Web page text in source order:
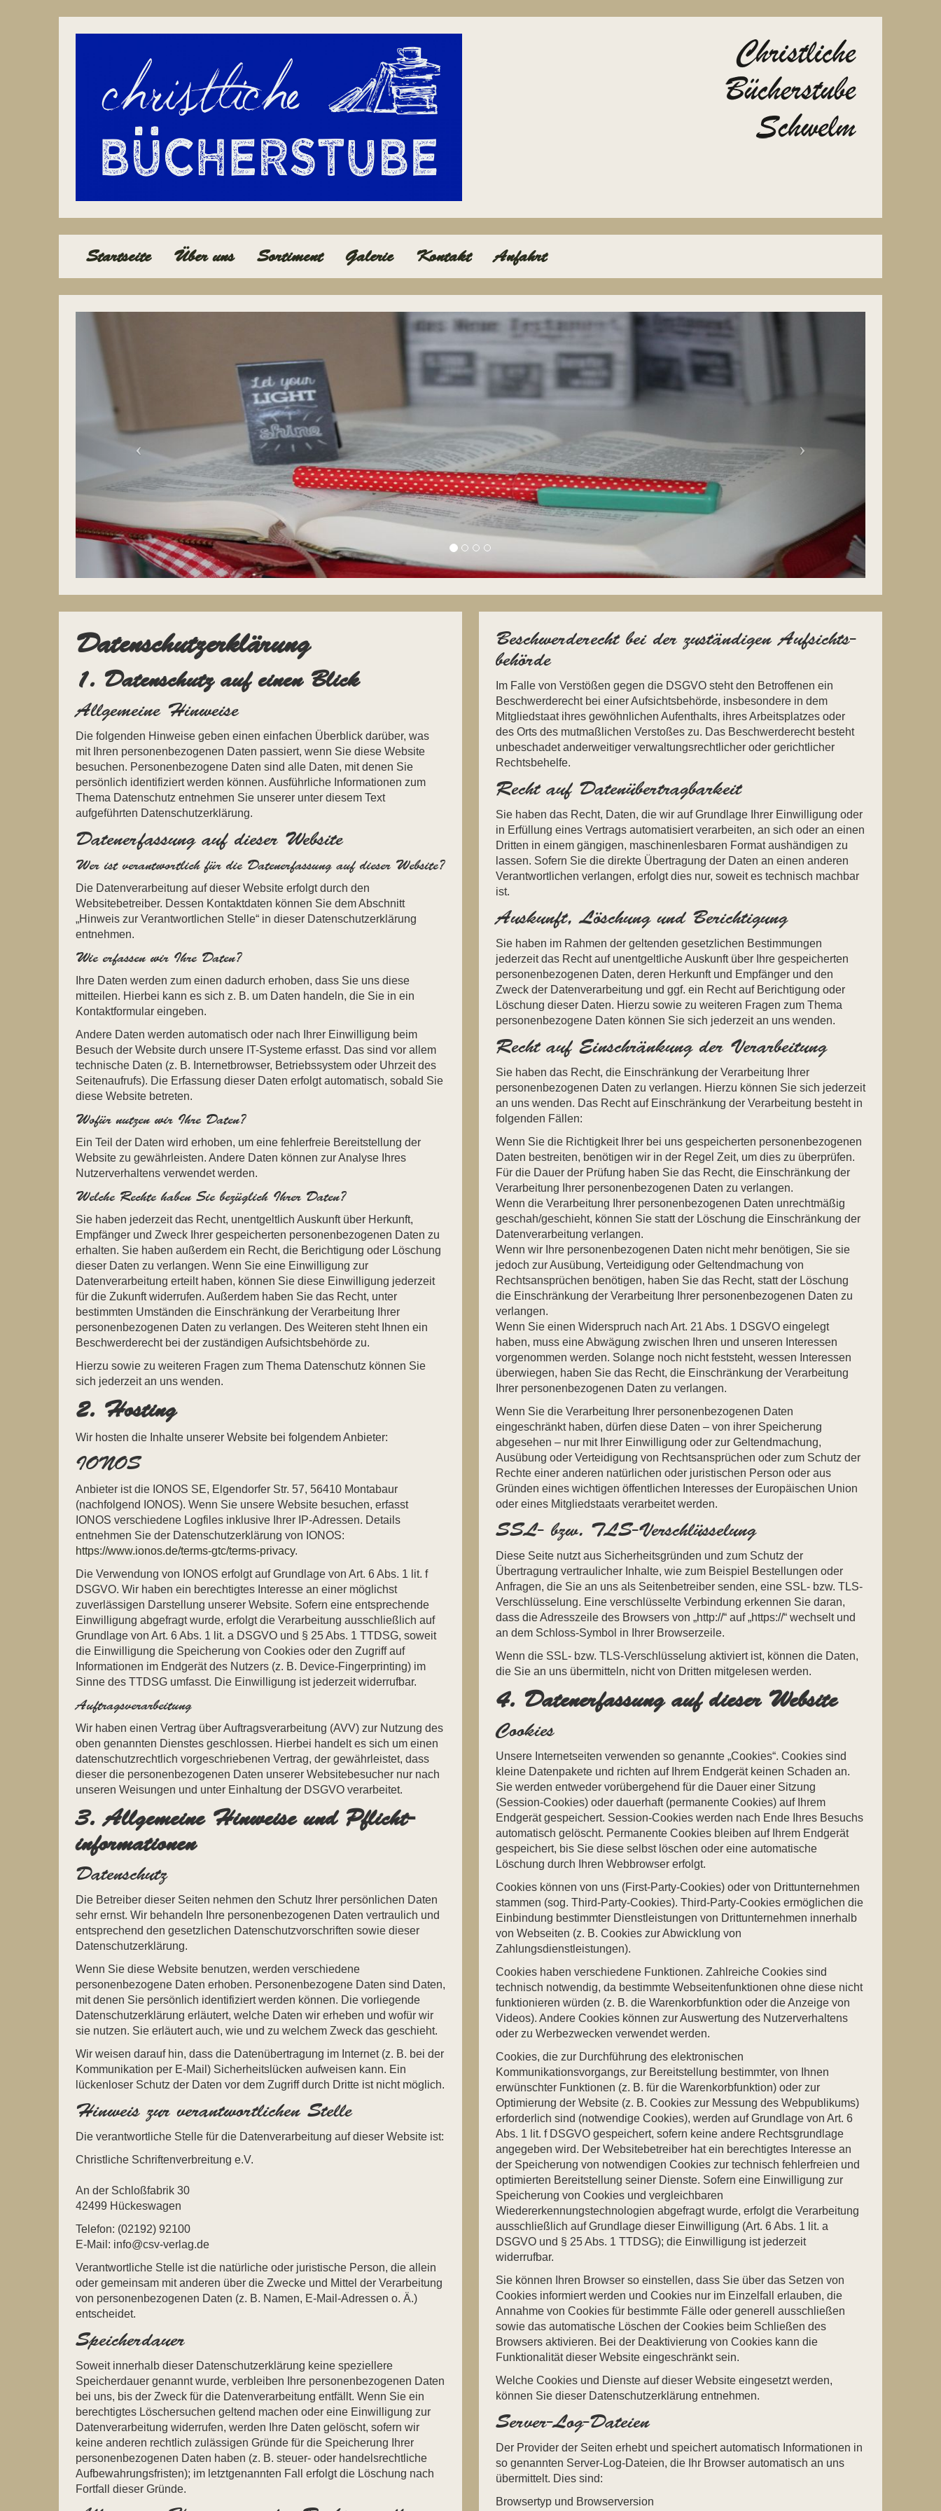
Navigation
überspringen
Startseite Über uns Sortiment Galerie Kontakt Anfahrt
Datenschutz­erklärung
1. Datenschutz auf einen Blick
Allgemeine Hinweise
Die folgenden Hinweise geben einen einfachen Überblick darüber, was
mit Ihren personenbezogenen Daten passiert, wenn Sie diese Website
besuchen. Personenbezogene Daten sind alle Daten, mit denen Sie
persönlich identifiziert werden können. Ausführliche Informationen zum
Thema Datenschutz entnehmen Sie unserer unter diesem Text
aufgeführten Datenschutzerklärung.
Datenerfassung auf dieser Website
Wer ist verantwortlich für die Datenerfassung auf dieser Website?
Die Datenverarbeitung auf dieser Website erfolgt durch den
Websitebetreiber. Dessen Kontaktdaten können Sie dem Abschnitt
„Hinweis zur Verantwortlichen Stelle“ in dieser Datenschutzerklärung
entnehmen.
Wie erfassen wir Ihre Daten?
Ihre Daten werden zum einen dadurch erhoben, dass Sie uns diese
mitteilen. Hierbei kann es sich z. B. um Daten handeln, die Sie in ein
Kontaktformular eingeben.
Andere Daten werden automatisch oder nach Ihrer Einwilligung beim
Besuch der Website durch unsere IT-Systeme erfasst. Das sind vor allem
technische Daten (z. B. Internetbrowser, Betriebssystem oder Uhrzeit des
Seitenaufrufs). Die Erfassung dieser Daten erfolgt automatisch, sobald Sie
diese Website betreten.
Wofür nutzen wir Ihre Daten?
Ein Teil der Daten wird erhoben, um eine fehlerfreie Bereitstellung der
Website zu gewährleisten. Andere Daten können zur Analyse Ihres
Nutzerverhaltens verwendet werden.
Welche Rechte haben Sie bezüglich Ihrer Daten?
Sie haben jederzeit das Recht, unentgeltlich Auskunft über Herkunft,
Empfänger und Zweck Ihrer gespeicherten personenbezogenen Daten zu
erhalten. Sie haben außerdem ein Recht, die Berichtigung oder Löschung
dieser Daten zu verlangen. Wenn Sie eine Einwilligung zur
Datenverarbeitung erteilt haben, können Sie diese Einwilligung jederzeit
für die Zukunft widerrufen. Außerdem haben Sie das Recht, unter
bestimmten Umständen die Einschränkung der Verarbeitung Ihrer
personenbezogenen Daten zu verlangen. Des Weiteren steht Ihnen ein
Beschwerderecht bei der zuständigen Aufsichtsbehörde zu.
Hierzu sowie zu weiteren Fragen zum Thema Datenschutz können Sie
sich jederzeit an uns wenden.
2. Hosting
Wir hosten die Inhalte unserer Website bei folgendem Anbieter:
IONOS
Anbieter ist die IONOS SE, Elgendorfer Str. 57, 56410 Montabaur
(nachfolgend IONOS). Wenn Sie unsere Website besuchen, erfasst
IONOS verschiedene Logfiles inklusive Ihrer IP-Adressen. Details
entnehmen Sie der Datenschutzerklärung von IONOS:
https://www.ionos.de/terms-gtc/terms-privacy.
Die Verwendung von IONOS erfolgt auf Grundlage von Art. 6 Abs. 1 lit. f
DSGVO. Wir haben ein berechtigtes Interesse an einer möglichst
zuverlässigen Darstellung unserer Website. Sofern eine entsprechende
Einwilligung abgefragt wurde, erfolgt die Verarbeitung ausschließlich auf
Grundlage von Art. 6 Abs. 1 lit. a DSGVO und § 25 Abs. 1 TTDSG, soweit
die Einwilligung die Speicherung von Cookies oder den Zugriff auf
Informationen im Endgerät des Nutzers (z. B. Device-Fingerprinting) im
Sinne des TTDSG umfasst. Die Einwilligung ist jederzeit widerrufbar.
Auftragsverarbeitung
Wir haben einen Vertrag über Auftragsverarbeitung (AVV) zur Nutzung des
oben genannten Dienstes geschlossen. Hierbei handelt es sich um einen
datenschutzrechtlich vorgeschriebenen Vertrag, der gewährleistet, dass
dieser die personenbezogenen Daten unserer Websitebesucher nur nach
unseren Weisungen und unter Einhaltung der DSGVO verarbeitet.
3. Allgemeine Hinweise und Pflicht­
informationen
Datenschutz
Die Betreiber dieser Seiten nehmen den Schutz Ihrer persönlichen Daten
sehr ernst. Wir behandeln Ihre personenbezogenen Daten vertraulich und
entsprechend den gesetzlichen Datenschutzvorschriften sowie dieser
Datenschutzerklärung.
Wenn Sie diese Website benutzen, werden verschiedene
personenbezogene Daten erhoben. Personenbezogene Daten sind Daten,
mit denen Sie persönlich identifiziert werden können. Die vorliegende
Datenschutzerklärung erläutert, welche Daten wir erheben und wofür wir
sie nutzen. Sie erläutert auch, wie und zu welchem Zweck das geschieht.
Wir weisen darauf hin, dass die Datenübertragung im Internet (z. B. bei der
Kommunikation per E-Mail) Sicherheitslücken aufweisen kann. Ein
lückenloser Schutz der Daten vor dem Zugriff durch Dritte ist nicht möglich.
Hinweis zur verantwortlichen Stelle
Die verantwortliche Stelle für die Datenverarbeitung auf dieser Website ist:
Christliche Schriftenverbreitung e.V.
An der Schloßfabrik 30
42499 Hückeswagen
Telefon: (02192) 92100
E-Mail: info@csv-verlag.de
Verantwortliche Stelle ist die natürliche oder juristische Person, die allein
oder gemeinsam mit anderen über die Zwecke und Mittel der Verarbeitung
von personenbezogenen Daten (z. B. Namen, E-Mail-Adressen o. Ä.)
entscheidet.
Speicherdauer
Soweit innerhalb dieser Datenschutzerklärung keine speziellere
Speicherdauer genannt wurde, verbleiben Ihre personenbezogenen Daten
bei uns, bis der Zweck für die Datenverarbeitung entfällt. Wenn Sie ein
berechtigtes Löschersuchen geltend machen oder eine Einwilligung zur
Datenverarbeitung widerrufen, werden Ihre Daten gelöscht, sofern wir
keine anderen rechtlich zulässigen Gründe für die Speicherung Ihrer
personenbezogenen Daten haben (z. B. steuer- oder handelsrechtliche
Aufbewahrungsfristen); im letztgenannten Fall erfolgt die Löschung nach
Fortfall dieser Gründe.
Beschwerde­recht bei der zuständigen Aufsichts­
behörde
Im Falle von Verstößen gegen die DSGVO steht den Betroffenen ein
Beschwerderecht bei einer Aufsichtsbehörde, insbesondere in dem
Mitgliedstaat ihres gewöhnlichen Aufenthalts, ihres Arbeitsplatzes oder
des Orts des mutmaßlichen Verstoßes zu. Das Beschwerderecht besteht
unbeschadet anderweitiger verwaltungsrechtlicher oder gerichtlicher
Rechtsbehelfe.
Recht auf Daten­übertrag­barkeit
Sie haben das Recht, Daten, die wir auf Grundlage Ihrer Einwilligung oder
in Erfüllung eines Vertrags automatisiert verarbeiten, an sich oder an einen
Dritten in einem gängigen, maschinenlesbaren Format aushändigen zu
lassen. Sofern Sie die direkte Übertragung der Daten an einen anderen
Verantwortlichen verlangen, erfolgt dies nur, soweit es technisch machbar
ist.
Auskunft, Löschung und Berichtigung
Sie haben im Rahmen der geltenden gesetzlichen Bestimmungen
jederzeit das Recht auf unentgeltliche Auskunft über Ihre gespeicherten
personenbezogenen Daten, deren Herkunft und Empfänger und den
Zweck der Datenverarbeitung und ggf. ein Recht auf Berichtigung oder
Löschung dieser Daten. Hierzu sowie zu weiteren Fragen zum Thema
personenbezogene Daten können Sie sich jederzeit an uns wenden.
Recht auf Einschränkung der Verarbeitung
Sie haben das Recht, die Einschränkung der Verarbeitung Ihrer
personenbezogenen Daten zu verlangen. Hierzu können Sie sich jederzeit
an uns wenden. Das Recht auf Einschränkung der Verarbeitung besteht in
folgenden Fällen:
Wenn Sie die Richtigkeit Ihrer bei uns gespeicherten personenbezogenen
Daten bestreiten, benötigen wir in der Regel Zeit, um dies zu überprüfen.
Für die Dauer der Prüfung haben Sie das Recht, die Einschränkung der
Verarbeitung Ihrer personenbezogenen Daten zu verlangen.
Wenn die Verarbeitung Ihrer personenbezogenen Daten unrechtmäßig
geschah/geschieht, können Sie statt der Löschung die Einschränkung der
Datenverarbeitung verlangen.
Wenn wir Ihre personenbezogenen Daten nicht mehr benötigen, Sie sie
jedoch zur Ausübung, Verteidigung oder Geltendmachung von
Rechtsansprüchen benötigen, haben Sie das Recht, statt der Löschung
die Einschränkung der Verarbeitung Ihrer personenbezogenen Daten zu
verlangen.
Wenn Sie einen Widerspruch nach Art. 21 Abs. 1 DSGVO eingelegt
haben, muss eine Abwägung zwischen Ihren und unseren Interessen
vorgenommen werden. Solange noch nicht feststeht, wessen Interessen
überwiegen, haben Sie das Recht, die Einschränkung der Verarbeitung
Ihrer personenbezogenen Daten zu verlangen.
Wenn Sie die Verarbeitung Ihrer personenbezogenen Daten
eingeschränkt haben, dürfen diese Daten – von ihrer Speicherung
abgesehen – nur mit Ihrer Einwilligung oder zur Geltendmachung,
Ausübung oder Verteidigung von Rechtsansprüchen oder zum Schutz der
Rechte einer anderen natürlichen oder juristischen Person oder aus
Gründen eines wichtigen öffentlichen Interesses der Europäischen Union
oder eines Mitgliedstaats verarbeitet werden.
SSL- bzw. TLS-Verschlüsselung
Diese Seite nutzt aus Sicherheitsgründen und zum Schutz der
Übertragung vertraulicher Inhalte, wie zum Beispiel Bestellungen oder
Anfragen, die Sie an uns als Seitenbetreiber senden, eine SSL- bzw. TLS-
Verschlüsselung. Eine verschlüsselte Verbindung erkennen Sie daran,
dass die Adresszeile des Browsers von „http://“ auf „https://“ wechselt und
an dem Schloss-Symbol in Ihrer Browserzeile.
Wenn die SSL- bzw. TLS-Verschlüsselung aktiviert ist, können die Daten,
die Sie an uns übermitteln, nicht von Dritten mitgelesen werden.
4. Datenerfassung auf dieser Website
Cookies
Unsere Internetseiten verwenden so genannte „Cookies“. Cookies sind
kleine Datenpakete und richten auf Ihrem Endgerät keinen Schaden an.
Sie werden entweder vorübergehend für die Dauer einer Sitzung
(Session-Cookies) oder dauerhaft (permanente Cookies) auf Ihrem
Endgerät gespeichert. Session-Cookies werden nach Ende Ihres Besuchs
automatisch gelöscht. Permanente Cookies bleiben auf Ihrem Endgerät
gespeichert, bis Sie diese selbst löschen oder eine automatische
Löschung durch Ihren Webbrowser erfolgt.
Cookies können von uns (First-Party-Cookies) oder von Drittunternehmen
stammen (sog. Third-Party-Cookies). Third-Party-Cookies ermöglichen die
Einbindung bestimmter Dienstleistungen von Drittunternehmen innerhalb
von Webseiten (z. B. Cookies zur Abwicklung von
Zahlungsdienstleistungen).
Cookies haben verschiedene Funktionen. Zahlreiche Cookies sind
technisch notwendig, da bestimmte Webseitenfunktionen ohne diese nicht
funktionieren würden (z. B. die Warenkorbfunktion oder die Anzeige von
Videos). Andere Cookies können zur Auswertung des Nutzerverhaltens
oder zu Werbezwecken verwendet werden.
Cookies, die zur Durchführung des elektronischen
Kommunikationsvorgangs, zur Bereitstellung bestimmter, von Ihnen
erwünschter Funktionen (z. B. für die Warenkorbfunktion) oder zur
Optimierung der Website (z. B. Cookies zur Messung des Webpublikums)
erforderlich sind (notwendige Cookies), werden auf Grundlage von Art. 6
Abs. 1 lit. f DSGVO gespeichert, sofern keine andere Rechtsgrundlage
angegeben wird. Der Websitebetreiber hat ein berechtigtes Interesse an
der Speicherung von notwendigen Cookies zur technisch fehlerfreien und
optimierten Bereitstellung seiner Dienste. Sofern eine Einwilligung zur
Speicherung von Cookies und vergleichbaren
Wiedererkennungstechnologien abgefragt wurde, erfolgt die Verarbeitung
ausschließlich auf Grundlage dieser Einwilligung (Art. 6 Abs. 1 lit. a
DSGVO und § 25 Abs. 1 TTDSG); die Einwilligung ist jederzeit
widerrufbar.
Sie können Ihren Browser so einstellen, dass Sie über das Setzen von
Cookies informiert werden und Cookies nur im Einzelfall erlauben, die
Annahme von Cookies für bestimmte Fälle oder generell ausschließen
sowie das automatische Löschen der Cookies beim Schließen des
Browsers aktivieren. Bei der Deaktivierung von Cookies kann die
Funktionalität dieser Website eingeschränkt sein.
Welche Cookies und Dienste auf dieser Website eingesetzt werden,
können Sie dieser Datenschutzerklärung entnehmen.
Server-Log-Dateien
Der Provider der Seiten erhebt und speichert automatisch Informationen in
so genannten Server-Log-Dateien, die Ihr Browser automatisch an uns
übermittelt. Dies sind:
Browsertyp und Browserversion